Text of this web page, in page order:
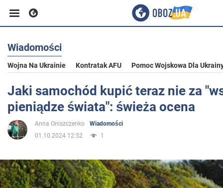
Biznes
Sport
Rozrywka
Polityka
Wiadomości
Wojna Na Ukrainie Kontratak AFU Pomoc Wojskowa Dla
Jaki samochód kupić teraz nie za
pieniądze świata": świeża ocena
Anna Oniszczenko
Wiadomości
01.10.2024 12:52
1